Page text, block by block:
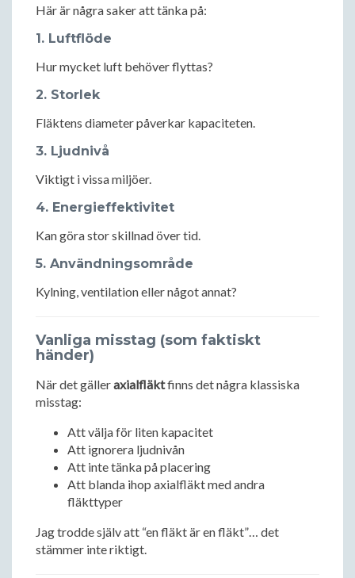
Här är några saker att tänka på:
1. Luftflöde
Hur mycket luft behöver flyttas?
2. Storlek
Fläktens diameter påverkar kapaciteten.
3. Ljudnivå
Viktigt i vissa miljöer.
4. Energieffektivitet
Kan göra stor skillnad över tid.
5. Användningsområde
Kylning, ventilation eller något annat?
Vanliga misstag (som faktiskt
händer)
När det gälleraxialfläktfinns det några klassiska
misstag:
Att välja för liten kapacitet
Att ignorera ljudnivån
Att inte tänka på placering
Att blanda ihop axialfläkt med andra
fläkttyper
Jag trodde själv att “en fläkt är en fläkt”… det
stämmer inte riktigt.